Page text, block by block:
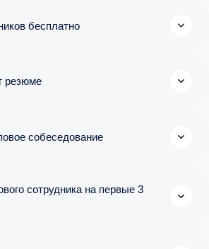
бесплатно
резюме
собеседование
сотрудника на первые 3